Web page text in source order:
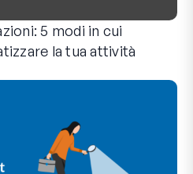
5 modi in cui
la tua attività